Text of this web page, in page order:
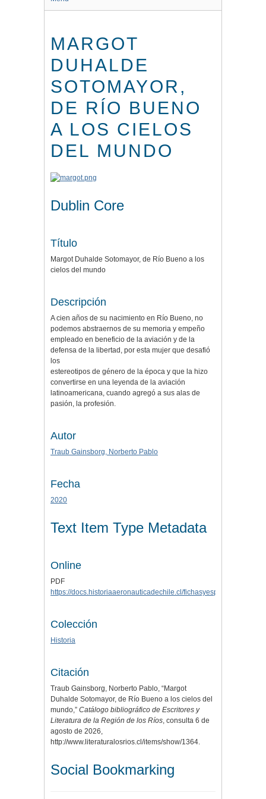
MARGOT
DUHALDE
SOTOMAYOR,
DE RÍO BUENO
A LOS CIELOS
DEL MUNDO
Dublin Core
Título
Margot Duhalde Sotomayor, de Río Bueno a los
cielos del mundo
Descripción
A cien años de su nacimiento en Río Bueno, no
podemos abstraernos de su memoria y empeño
empleado en beneficio de la aviación y de la
defensa de la libertad, por esta mujer que desafió
los
estereotipos de género de la época y que la hizo
convertirse en una leyenda de la aviación
latinoamericana, cuando agregó a sus alas de
pasión, la profesión.
Autor
Traub Gainsborg, Norberto Pablo
Fecha
2020
Text Item Type Metadata
Online
PDF
https://docs.historiaaeronauticadechile.cl/fichasyespeciales/
Colección
Historia
Citación
Traub Gainsborg, Norberto Pablo, “Margot
Duhalde Sotomayor, de Río Bueno a los cielos del
mundo,” Catálogo bibliográfico de Escritores y
Literatura de la Región de los Ríos, consulta 6 de
agosto de 2026,
http://www.literaturalosrios.cl/items/show/1364.
Social Bookmarking